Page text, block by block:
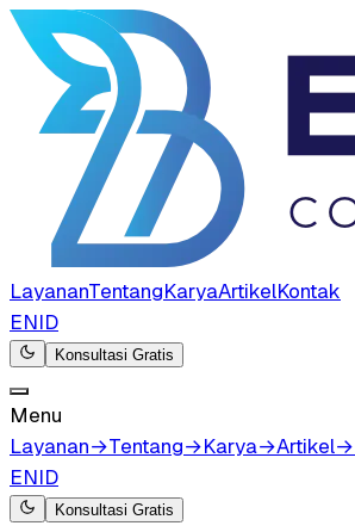
LayananTentangKaryaArtikelKontak
ENID
Konsultasi Gratis
Menu
Layanan→Tentang→Karya→Artikel→
ENID
Konsultasi Gratis